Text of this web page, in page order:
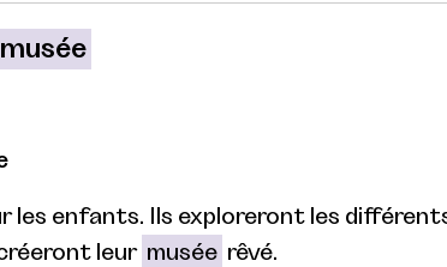
musée
les enfants. Ils exploreront les
leur musée rêvé.